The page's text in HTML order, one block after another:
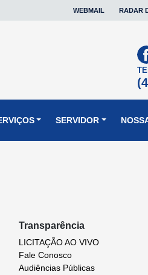
WEBMAIL RADAR
SERVIDOR
Transparência
LICITAÇÃO AO VIVO
Fale Conosco
Audiências Públicas